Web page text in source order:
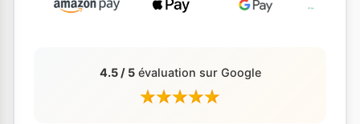
4.5 / 5évaluation sur Google